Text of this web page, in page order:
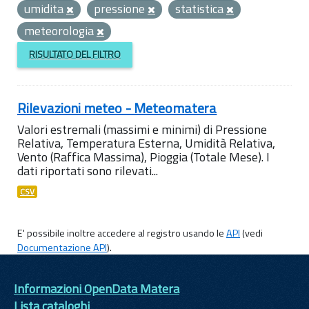
umidita
pressione
statistica
meteorologia
RISULTATO DEL FILTRO
Rilevazioni meteo - Meteomatera
Valori estremali (massimi e minimi) di Pressione
Relativa, Temperatura Esterna, Umidità Relativa,
Vento (Raffica Massima), Pioggia (Totale Mese). I
dati riportati sono rilevati...
CSV
E' possibile inoltre accedere al registro usando leAPI(vedi
Documentazione API).
Informazioni OpenData Matera